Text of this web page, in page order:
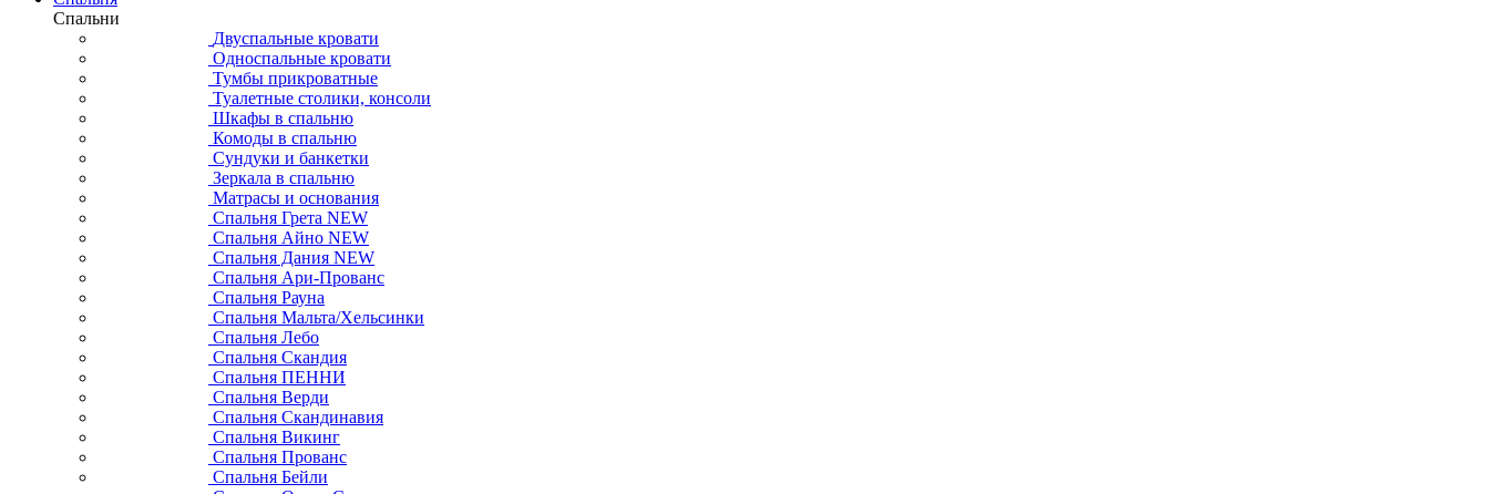
Спальни
Двуспальные кровати
Односпальные кровати
Тумбы прикроватные
Туалетные столики, консоли
Шкафы в спальню
Комоды в спальню
Сундуки и банкетки
Зеркала в спальню
Матрасы и основания
Спальня Грета NEW
Спальня Айно NEW
Спальня Дания NEW
Спальня Ари-Прованс
Спальня Рауна
Спальня Мальта/Хельсинки
Спальня Лебо
Спальня Скандия
Спальня ПЕННИ
Спальня Верди
Спальня Скандинавия
Спальня Викинг
Спальня Прованс
Спальня Бейли